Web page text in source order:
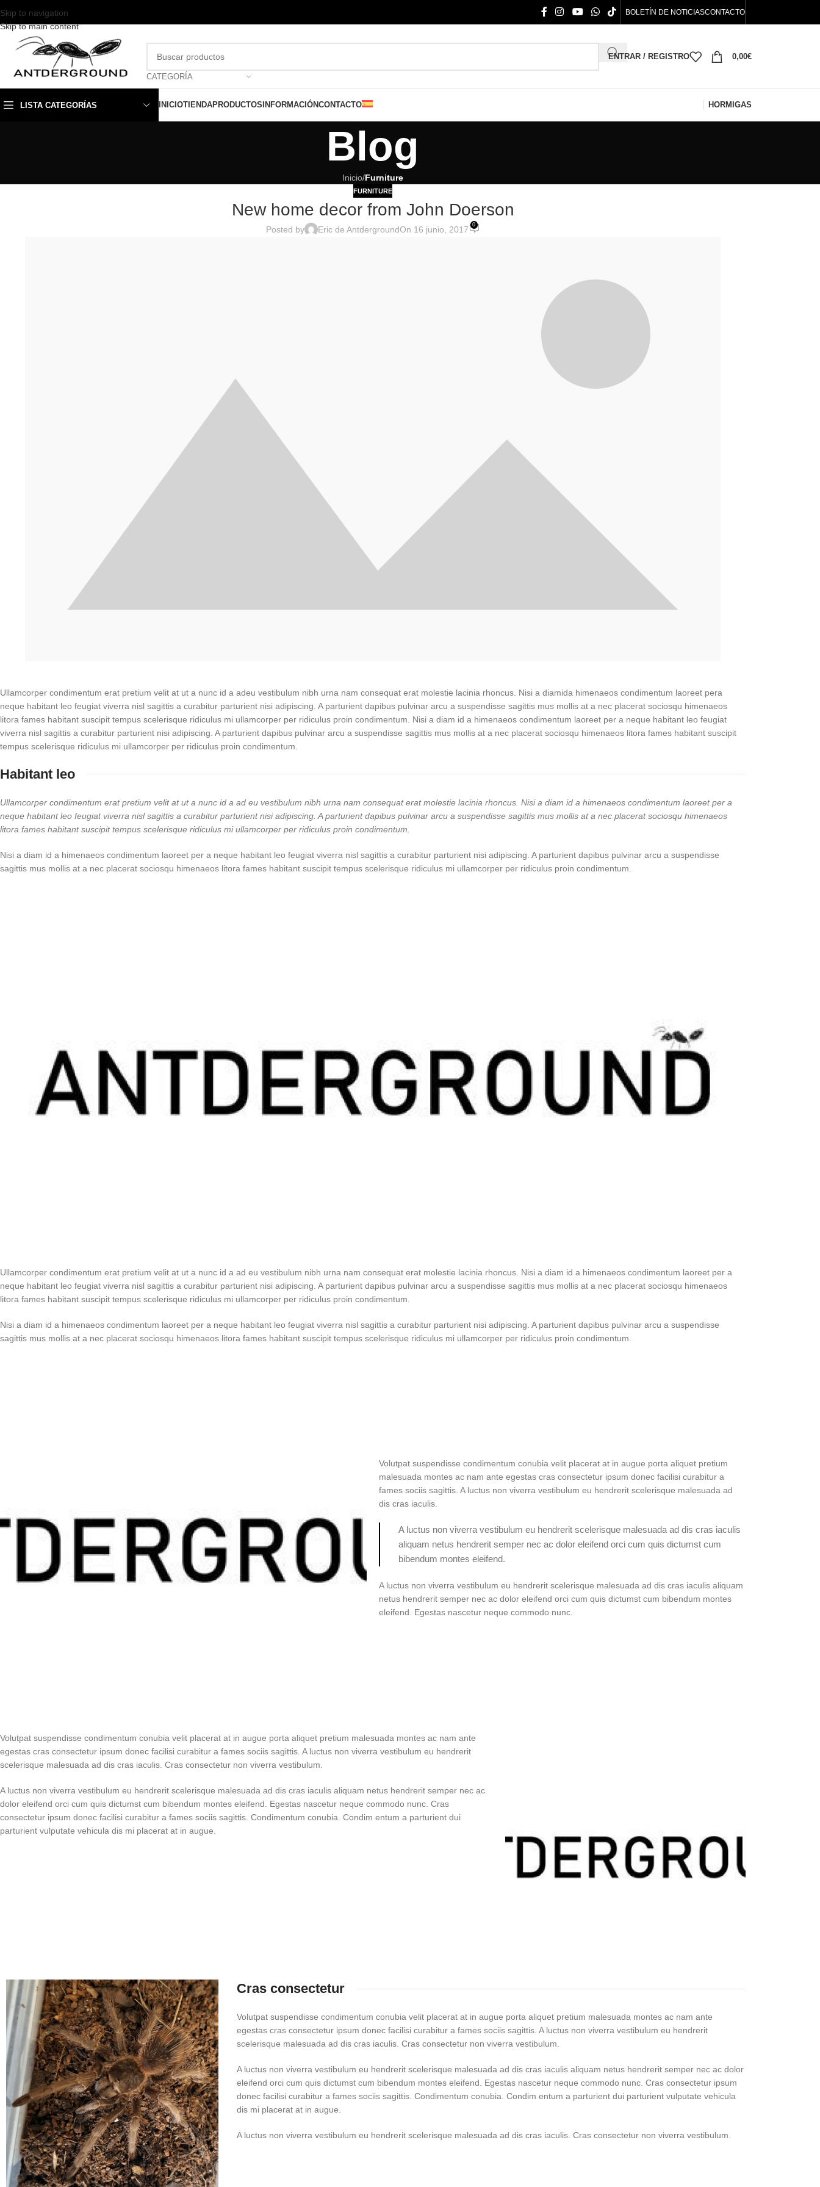
Skip to navigation
Skip to main content
BOLETÍN DE NOTICIASCONTACTO
CATEGORÍA
ENTRAR / REGISTRO 0,00€
LISTA CATEGORÍAS INICIOTIENDAPRODUCTOS INFORMACIÓNCONTACTO HORMIGAS
Blog
Inicio/Furniture
FURNITURE
New home decor from John Doerson
Posted by Eric de AntdergroundOn 16 junio, 2017 0
Ullamcorper condimentum erat pretium velit at ut a nunc id a adeu vestibulum nibh urna nam consequat erat molestie lacinia rhoncus. Nisi a diamida himenaeos condimentum laoreet pera
neque habitant leo feugiat viverra nisl sagittis a curabitur parturient nisi adipiscing. A parturient dapibus pulvinar arcu a suspendisse sagittis mus mollis at a nec placerat sociosqu himenaeos
litora fames habitant suscipit tempus scelerisque ridiculus mi ullamcorper per ridiculus proin condimentum. Nisi a diam id a himenaeos condimentum laoreet per a neque habitant leo feugiat
viverra nisl sagittis a curabitur parturient nisi adipiscing. A parturient dapibus pulvinar arcu a suspendisse sagittis mus mollis at a nec placerat sociosqu himenaeos litora fames habitant suscipit
tempus scelerisque ridiculus mi ullamcorper per ridiculus proin condimentum.
Habitant leo
Ullamcorper condimentum erat pretium velit at ut a nunc id a ad eu vestibulum nibh urna nam consequat erat molestie lacinia rhoncus. Nisi a diam id a himenaeos condimentum laoreet per a
neque habitant leo feugiat viverra nisl sagittis a curabitur parturient nisi adipiscing. A parturient dapibus pulvinar arcu a suspendisse sagittis mus mollis at a nec placerat sociosqu himenaeos
litora fames habitant suscipit tempus scelerisque ridiculus mi ullamcorper per ridiculus proin condimentum.
Nisi a diam id a himenaeos condimentum laoreet per a neque habitant leo feugiat viverra nisl sagittis a curabitur parturient nisi adipiscing. A parturient dapibus pulvinar arcu a suspendisse
sagittis mus mollis at a nec placerat sociosqu himenaeos litora fames habitant suscipit tempus scelerisque ridiculus mi ullamcorper per ridiculus proin condimentum.
Ullamcorper condimentum erat pretium velit at ut a nunc id a ad eu vestibulum nibh urna nam consequat erat molestie lacinia rhoncus. Nisi a diam id a himenaeos condimentum laoreet per a
neque habitant leo feugiat viverra nisl sagittis a curabitur parturient nisi adipiscing. A parturient dapibus pulvinar arcu a suspendisse sagittis mus mollis at a nec placerat sociosqu himenaeos
litora fames habitant suscipit tempus scelerisque ridiculus mi ullamcorper per ridiculus proin condimentum.
Nisi a diam id a himenaeos condimentum laoreet per a neque habitant leo feugiat viverra nisl sagittis a curabitur parturient nisi adipiscing. A parturient dapibus pulvinar arcu a suspendisse
sagittis mus mollis at a nec placerat sociosqu himenaeos litora fames habitant suscipit tempus scelerisque ridiculus mi ullamcorper per ridiculus proin condimentum.
Volutpat suspendisse condimentum conubia velit placerat at in augue porta aliquet pretium
malesuada montes ac nam ante egestas cras consectetur ipsum donec facilisi curabitur a
fames sociis sagittis. A luctus non viverra vestibulum eu hendrerit scelerisque malesuada ad
dis cras iaculis.
A luctus non viverra vestibulum eu hendrerit scelerisque malesuada ad dis cras iaculis
aliquam netus hendrerit semper nec ac dolor eleifend orci cum quis dictumst cum
bibendum montes eleifend.
A luctus non viverra vestibulum eu hendrerit scelerisque malesuada ad dis cras iaculis aliquam
netus hendrerit semper nec ac dolor eleifend orci cum quis dictumst cum bibendum montes
eleifend. Egestas nascetur neque commodo nunc.
Volutpat suspendisse condimentum conubia velit placerat at in augue porta aliquet pretium malesuada montes ac nam ante
egestas cras consectetur ipsum donec facilisi curabitur a fames sociis sagittis. A luctus non viverra vestibulum eu hendrerit
scelerisque malesuada ad dis cras iaculis. Cras consectetur non viverra vestibulum.
A luctus non viverra vestibulum eu hendrerit scelerisque malesuada ad dis cras iaculis aliquam netus hendrerit semper nec ac
dolor eleifend orci cum quis dictumst cum bibendum montes eleifend. Egestas nascetur neque commodo nunc. Cras
consectetur ipsum donec facilisi curabitur a fames sociis sagittis. Condimentum conubia. Condim entum a parturient dui
parturient vulputate vehicula dis mi placerat at in augue.
Cras consectetur
Volutpat suspendisse condimentum conubia velit placerat at in augue porta aliquet pretium malesuada montes ac nam ante
egestas cras consectetur ipsum donec facilisi curabitur a fames sociis sagittis. A luctus non viverra vestibulum eu hendrerit
scelerisque malesuada ad dis cras iaculis. Cras consectetur non viverra vestibulum.
A luctus non viverra vestibulum eu hendrerit scelerisque malesuada ad dis cras iaculis aliquam netus hendrerit semper nec ac dolor
eleifend orci cum quis dictumst cum bibendum montes eleifend. Egestas nascetur neque commodo nunc. Cras consectetur ipsum
donec facilisi curabitur a fames sociis sagittis. Condimentum conubia. Condim entum a parturient dui parturient vulputate vehicula
dis mi placerat at in augue.
A luctus non viverra vestibulum eu hendrerit scelerisque malesuada ad dis cras iaculis. Cras consectetur non viverra vestibulum.